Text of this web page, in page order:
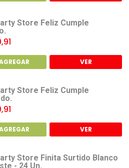
Store Feliz Cumple
VER
Store Feliz Cumple
VER
Store Finita Surtido Blanco
- 24 Un.